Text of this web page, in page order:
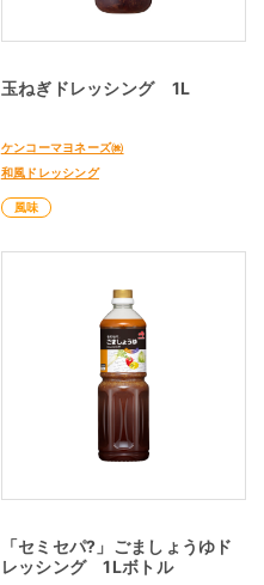
玉ねぎドレッシング 1L
ケンコーマヨネーズ㈱
和風ドレッシング
風味
「セミセパ?」ごましょうゆド
レッシング 1Lボトル